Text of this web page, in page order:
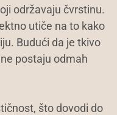
održavaju čvrstinu.
utiče na to kako
Budući da je tkivo
postaju odmah
što dovodi do